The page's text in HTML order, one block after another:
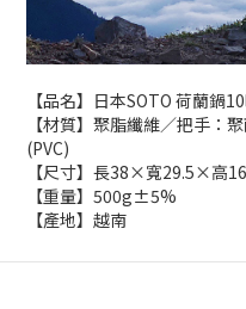
【品名】日本SOTO 荷蘭鍋
【材質】聚脂纖維／把手：
(PVC)
【尺寸】長38×寬29.5×高
【重量】500g±5%
【產地】越南